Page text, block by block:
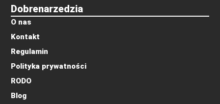
Dobrenarzedzia
O nas
Kontakt
Regulamin
Polityka prywatności
RODO
Blog